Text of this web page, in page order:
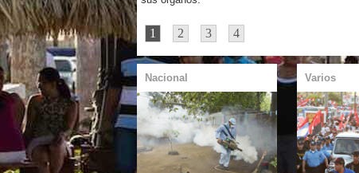
1 2 3 4
Nacional Varios